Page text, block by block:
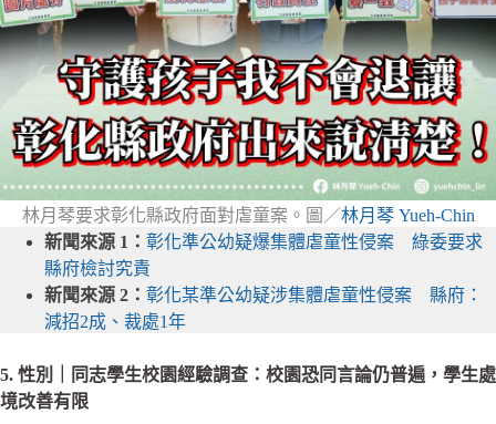
林月琴要求彰化縣政府面對虐童案。圖／林月琴 Yueh-Chin
新聞來源 1： 彰化準公幼疑爆集體虐童性侵案 綠委要求
縣府檢討究責
新聞來源 2： 彰化某準公幼疑涉集體虐童性侵案 縣府：
減招2成、裁處1年
5. 性別｜同志學生校園經驗調查：校園恐同言論仍普遍，學生處
境改善有限